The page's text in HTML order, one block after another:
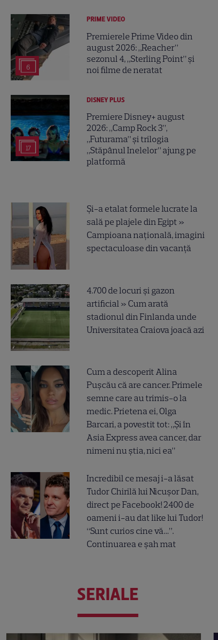
6
PRIME VIDEO
Premierele Prime Video din
august 2026: „Reacher”
sezonul 4, „Sterling Point” și
noi filme de neratat
17
DISNEY PLUS
Premiere Disney+ august
2026: „Camp Rock 3”,
„Futurama” și trilogia
„Stăpânul Inelelor” ajung pe
platformă
Și-a etalat formele lucrate la
sală pe plajele din Egipt »
Campioana națională, imagini
spectaculoase din vacanță
4.700 de locuri și gazon
artificial » Cum arată
stadionul din Finlanda unde
Universitatea Craiova joacă azi
Cum a descoperit Alina
Pușcău că are cancer. Primele
semne care au trimis-o la
medic. Prietena ei, Olga
Barcari, a povestit tot: „Și în
Asia Express avea cancer, dar
nimeni nu știa, nici ea”
Incredibil ce mesaj i-a lăsat
Tudor Chirilă lui Nicușor Dan,
direct pe Facebook! 2400 de
oameni i-au dat like lui Tudor!
“Sunt curios cine vă…”.
Continuarea e șah mat
SERIALE